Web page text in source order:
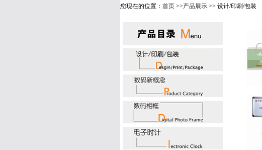
您现在的位置： 首页>>产品展示>> 设计/印刷/包装